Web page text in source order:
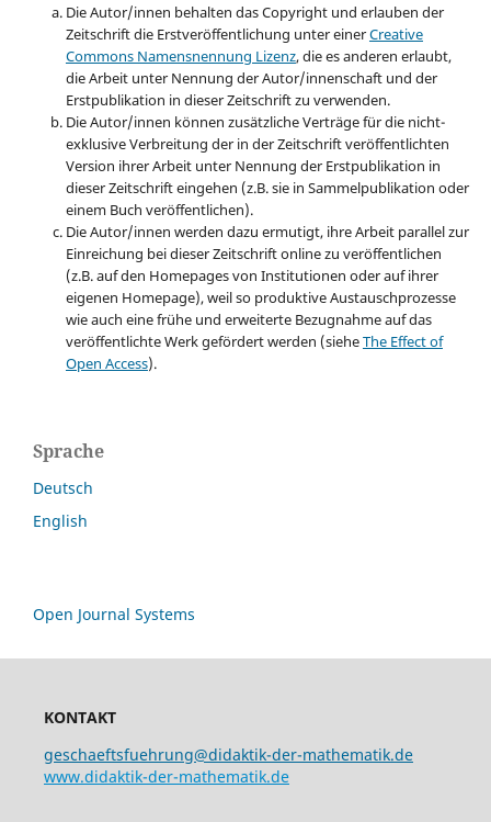
Die Autor/innen behalten das Copyright und erlauben der
Zeitschrift die Erstveröffentlichung unter einerCreative
Commons Namensnennung Lizenz, die es anderen erlaubt,
die Arbeit unter Nennung der Autor/innenschaft und der
Erstpublikation in dieser Zeitschrift zu verwenden.
Die Autor/innen können zusätzliche Verträge für die nicht-
exklusive Verbreitung der in der Zeitschrift veröffentlichten
Version ihrer Arbeit unter Nennung der Erstpublikation in
dieser Zeitschrift eingehen (z.B. sie in Sammelpublikation oder
einem Buch veröffentlichen).
Die Autor/innen werden dazu ermutigt, ihre Arbeit parallel zur
Einreichung bei dieser Zeitschrift online zu veröffentlichen
(z.B. auf den Homepages von Institutionen oder auf ihrer
eigenen Homepage), weil so produktive Austauschprozesse
wie auch eine frühe und erweiterte Bezugnahme auf das
veröffentlichte Werk gefördert werden (sieheThe Effect of
Open Access).
Sprache
Deutsch
English
Open Journal Systems
KONTAKT
geschaeftsfuehrung@didaktik-der-mathematik.de
www.didaktik-der-mathematik.de